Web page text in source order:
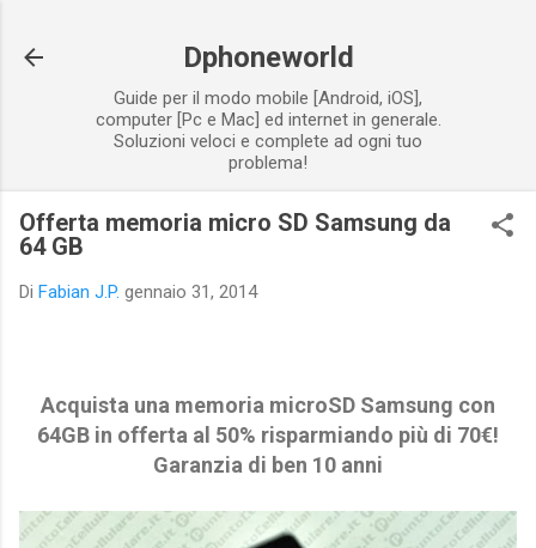
Dphoneworld
Guide per il modo mobile [Android, iOS],
computer [Pc e Mac] ed internet in generale.
Soluzioni veloci e complete ad ogni tuo
problema!
Offerta memoria micro SD Samsung da
64 GB
Di Fabian J.P. gennaio 31, 2014
Acquista una memoria microSD Samsung con
64GB in offerta al 50% risparmiando più di 70€!
Garanzia di ben 10 anni